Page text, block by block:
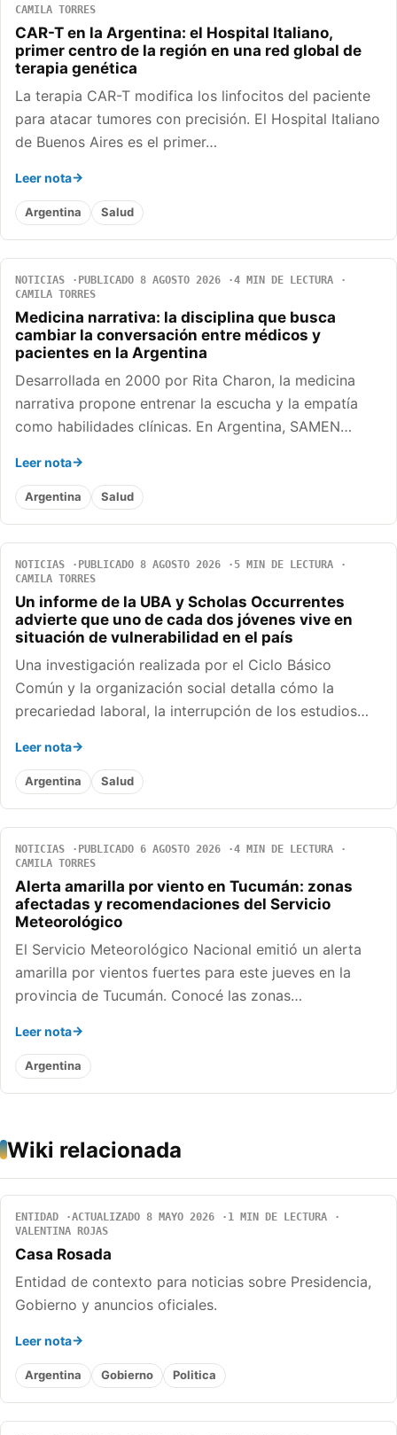
CAMILA TORRES
CAR-T en la Argentina: el Hospital Italiano,
primer centro de la región en una red global de
terapia genética
La terapia CAR-T modifica los linfocitos del paciente
para atacar tumores con precisión. El Hospital Italiano
de Buenos Aires es el primer…
Leer nota
Argentina Salud
NOTICIAS PUBLICADO 8 AGOSTO 2026
4 MIN DE LECTURA
CAMILA TORRES
Medicina narrativa: la disciplina que busca
cambiar la conversación entre médicos y
pacientes en la Argentina
Desarrollada en 2000 por Rita Charon, la medicina
narrativa propone entrenar la escucha y la empatía
como habilidades clínicas. En Argentina, SAMEN…
Leer nota
Argentina Salud
NOTICIAS PUBLICADO 8 AGOSTO 2026
5 MIN DE LECTURA
CAMILA TORRES
Un informe de la UBA y Scholas Occurrentes
advierte que uno de cada dos jóvenes vive en
situación de vulnerabilidad en el país
Una investigación realizada por el Ciclo Básico
Común y la organización social detalla cómo la
precariedad laboral, la interrupción de los estudios…
Leer nota
Argentina Salud
NOTICIAS PUBLICADO 6 AGOSTO 2026
4 MIN DE LECTURA
CAMILA TORRES
Alerta amarilla por viento en Tucumán: zonas
afectadas y recomendaciones del Servicio
Meteorológico
El Servicio Meteorológico Nacional emitió un alerta
amarilla por vientos fuertes para este jueves en la
provincia de Tucumán. Conocé las zonas…
Leer nota
Argentina
Wiki relacionada
ENTIDAD ACTUALIZADO 8 MAYO 2026
1 MIN DE LECTURA
VALENTINA ROJAS
Casa Rosada
Entidad de contexto para noticias sobre Presidencia,
Gobierno y anuncios oficiales.
Leer nota
Argentina Gobierno Politica